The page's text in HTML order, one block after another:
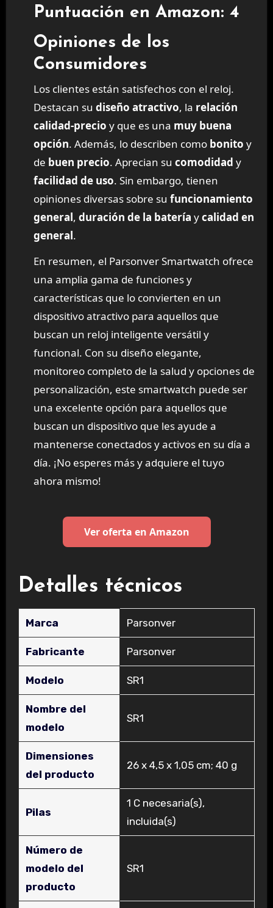
Puntuación en Amazon: 4
Opiniones de los
Consumidores
Los clientes están satisfechos con el reloj.
Destacan sudiseño atractivo, la relación
calidad-precio y que es una muy buena
opción. Además, lo describen como bonito y
de buen precio. Aprecian sucomodidad y
facilidad de uso. Sin embargo, tienen
opiniones diversas sobre sufuncionamiento
general,duración de la batería ycalidad en
general.
En resumen, el Parsonver Smartwatch ofrece
una amplia gama de funciones y
características que lo convierten en un
dispositivo atractivo para aquellos que
buscan un reloj inteligente versátil y
funcional. Con su diseño elegante,
monitoreo completo de la salud y opciones de
personalización, este smartwatch puede ser
una excelente opción para aquellos que
buscan un dispositivo que les ayude a
mantenerse conectados y activos en su día a
día. ¡No esperes más y adquiere el tuyo
ahora mismo!
Ver oferta en Amazon
Detalles técnicos
Marca ‎Parsonver
Fabricante ‎Parsonver
Modelo ‎SR1
Nombre del
modelo
‎SR1
Dimensiones
del producto
‎26 x 4,5 x 1,05 cm; 40 g
Pilas
‎1 C necesaria(s),
incluida(s)
Número de
modelo del
producto
‎SR1